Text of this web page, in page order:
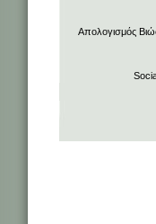
Απολογισμός